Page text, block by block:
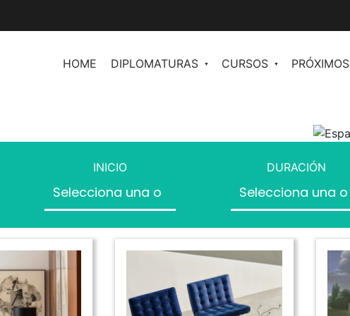
HOME DIPLOMATURAS CURSOS
Asesoramiento de Imagen II
Herramientas Profesionales para
Organización de Espacios
Producción de Moda
Producción de Moda II
Producción de Desfiles
Introducción a la Moda
Comunicación y
Redacción para
Inteligencia
Moda
Community
ventas
INICIO DURACIÓN